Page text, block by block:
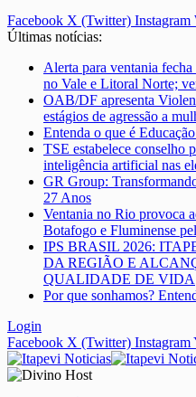
Facebook X (Twitter) Instagram
Últimas notícias:
Alerta para ventania fecha
no Vale e Litoral Norte;
OAB/DF apresenta
estágios de agressão a
Entenda o que é
TSE estabelece conselho
inteligência artificial nas
GR Group:
27 Anos
Ventania no Rio provoca
Botafogo e Fluminense
IPS BRASIL 2026:
DA REGIÃO E
QUALIDADE DE VIDA
Por que sonhamos?
Login
Facebook X (Twitter) Instagram